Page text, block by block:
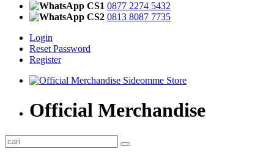
CS1 0877 2274 5432
CS2 0813 8087 7735
Login
Reset Password
Register
Official Merchandise